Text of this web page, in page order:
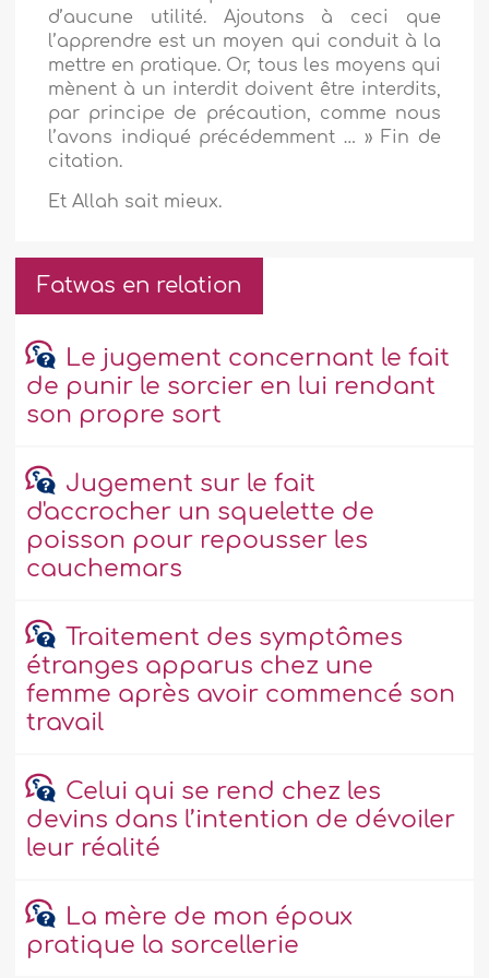
d’aucune utilité. Ajoutons à ceci que
l’apprendre est un moyen qui conduit à la
mettre en pratique. Or, tous les moyens qui
mènent à un interdit doivent être interdits,
par principe de précaution, comme nous
l’avons indiqué précédemment … » Fin de
citation.
Et Allah sait mieux.
Fatwas en relation
Le jugement concernant le fait
de punir le sorcier en lui rendant
son propre sort
Jugement sur le fait
d'accrocher un squelette de
poisson pour repousser les
cauchemars
Traitement des symptômes
étranges apparus chez une
femme après avoir commencé son
travail
Celui qui se rend chez les
devins dans l’intention de dévoiler
leur réalité
La mère de mon époux
pratique la sorcellerie